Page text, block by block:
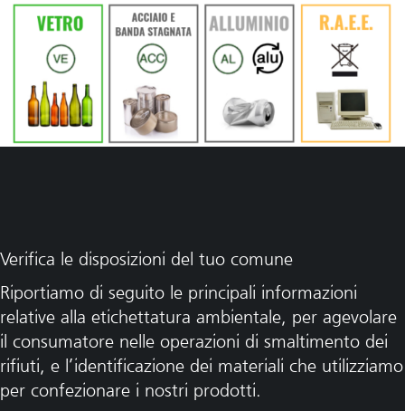
Verifica le disposizioni del tuo comune
Riportiamo di seguito le principali informazioni
relative alla etichettatura ambientale, per agevolare
il consumatore nelle operazioni di smaltimento dei
rifiuti, e l’identificazione dei materiali che utilizziamo
per confezionare i nostri prodotti.